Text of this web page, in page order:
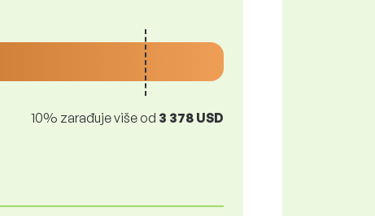
10% zarađuje više od 3 378 USD